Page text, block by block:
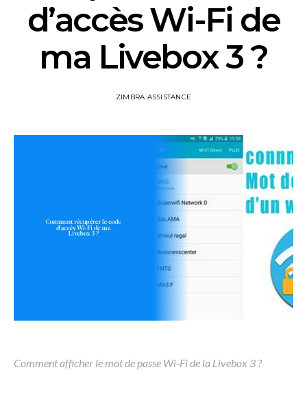
d’accès Wi-Fi de
ma Livebox 3 ?
ZIMBRA ASSISTANCE
Comment afficher le mot de passe Wi-Fi de la Livebox 3 ?